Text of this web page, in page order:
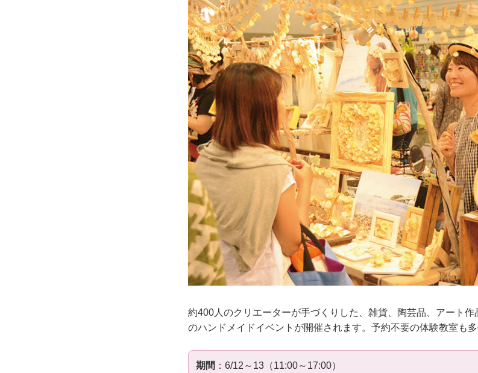
約400人のクリエーターが手づくりした、雑貨、陶芸品、アート
のハンドメイドイベントが開催されます。予約不要の体験教室も多
期間 ：6/12～13（11:00～17:00）